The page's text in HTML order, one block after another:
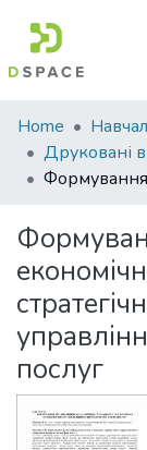
Communities
&
Collections
Statistics
Home
Друковані
послуг